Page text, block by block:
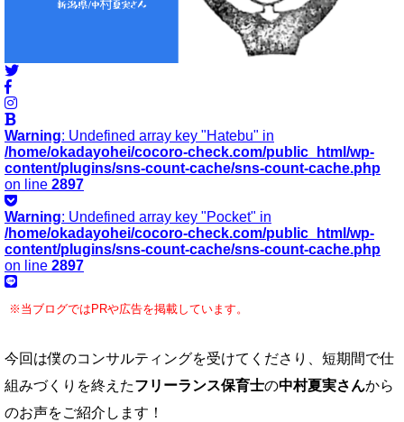
Warning: Undefined array key "Hatebu" in
/home/okadayohei/cocoro-check.com/public_html/wp-
content/plugins/sns-count-cache/sns-count-cache.php
on line 2897
Warning: Undefined array key "Pocket" in
/home/okadayohei/cocoro-check.com/public_html/wp-
content/plugins/sns-count-cache/sns-count-cache.php
on line 2897
※当ブログではPRや広告を掲載しています。
今回は僕のコンサルティングを受けてくださり、短期間で仕
組みづくりを終えたフリーランス保育士の中村夏実さんから
のお声をご紹介します！